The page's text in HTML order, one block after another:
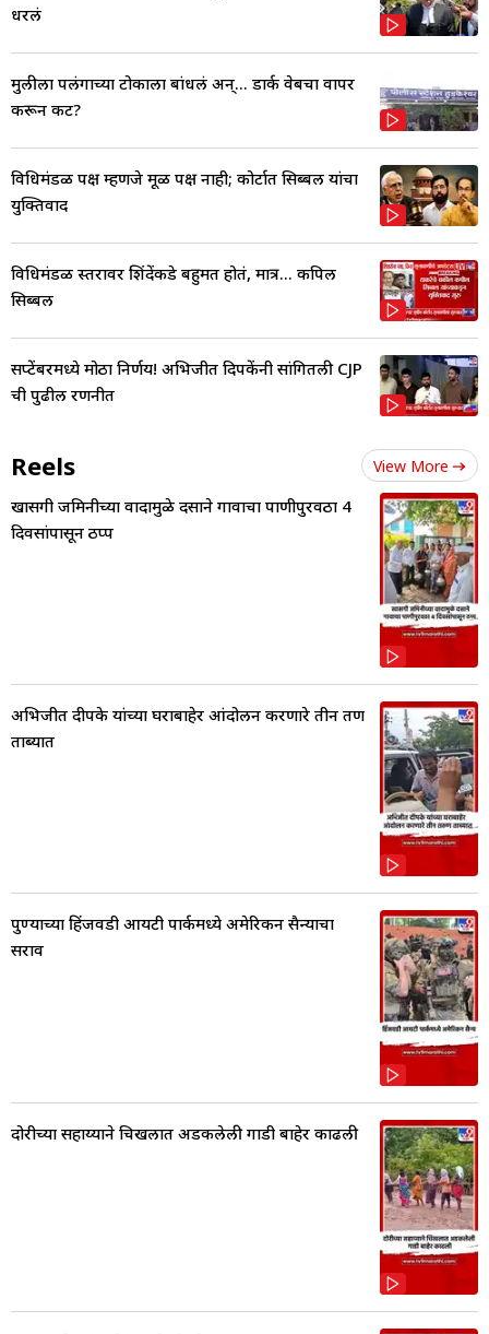
धरलं
मुलीला पलंगाच्या टोकाला बांधलं अन्... डार्क वेबचा वापर
करून कट?
विधिमंडळ पक्ष म्हणजे मूळ पक्ष नाही; कोर्टात सिब्बल यांचा
युक्तिवाद
विधिमंडळ स्तरावर शिंदेंकडे बहुमत होतं, मात्र... कपिल
सिब्बल
सप्टेंबरमध्ये मोठा निर्णय! अभिजीत दिपकेंनी सांगितली CJP
ची पुढील रणनीत
Reels View More
खासगी जमिनीच्या वादामुळे दसाने गावाचा पाणीपुरवठा 4
दिवसांपासून ठप्प
अभिजीत दीपके यांच्या घराबाहेर आंदोलन करणारे तीन तरुण
ताब्यात
पुण्याच्या हिंजवडी आयटी पार्कमध्ये अमेरिकन सैन्याचा
सराव
दोरीच्या सहाय्याने चिखलात अडकलेली गाडी बाहेर काढली